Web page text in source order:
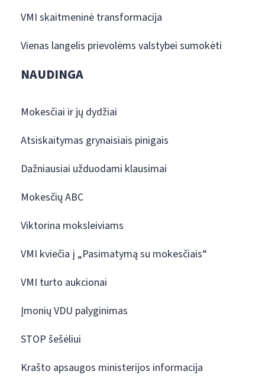
VMI skaitmeninė transformacija
Vienas langelis prievolėms valstybei sumokėti
NAUDINGA
Mokesčiai ir jų dydžiai
Atsiskaitymas grynaisiais pinigais
Dažniausiai užduodami klausimai
Mokesčių ABC
Viktorina moksleiviams
VMI kviečia į „Pasimatymą su mokesčiais“
VMI turto aukcionai
Įmonių VDU palyginimas
STOP šešėliui
Krašto apsaugos ministerijos informacija